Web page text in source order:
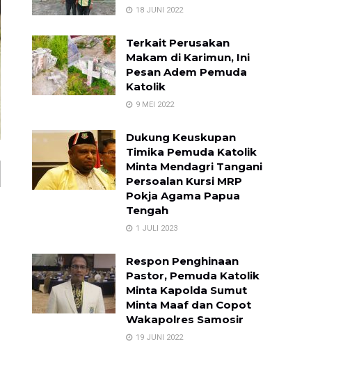
18 JUNI 2022
Terkait Perusakan
Makam di Karimun, Ini
Pesan Adem Pemuda
Katolik
9 MEI 2022
Dukung Keuskupan
Timika Pemuda Katolik
Minta Mendagri Tangani
Persoalan Kursi MRP
Pokja Agama Papua
Tengah
1 JULI 2023
Respon Penghinaan
Pastor, Pemuda Katolik
Minta Kapolda Sumut
Minta Maaf dan Copot
Wakapolres Samosir
19 JUNI 2022